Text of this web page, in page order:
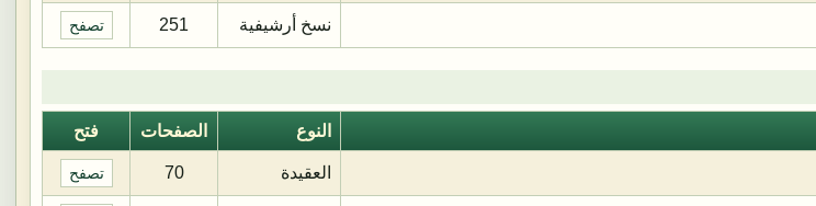
نسخ أرشيفية 251 تصفح
النوع الصفحات فتح
العقيدة 70 تصفح